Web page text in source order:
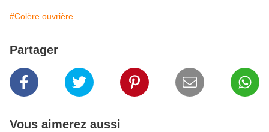
#Colère ouvrière
Partager
Vous aimerez aussi